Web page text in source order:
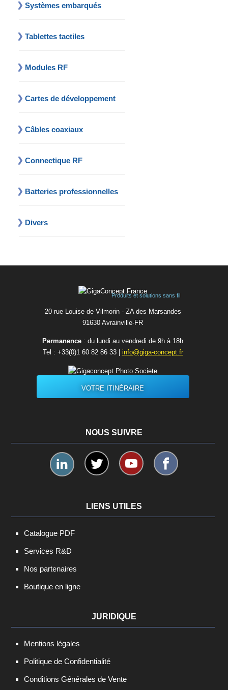
Systèmes embarqués
Tablettes tactiles
Modules RF
Cartes de développement
Câbles coaxiaux
Connectique RF
Batteries professionnelles
Divers
Produits et solutions sans fil
20 rue Louise de Vilmorin - ZA des Marsandes
91630 Avrainvilleㅤ-ㅤFR
Permanence : du lundi au vendredi de 9h à 18h
Tel : +33(0)1 60 82 86 33| info@giga-concept.fr
VOTRE ITINÉRAIRE
NOUS SUIVRE
LIENS UTILES
Catalogue PDF
Services R&D
Nos partenaires
Boutique en ligne
JURIDIQUE
Mentions légales
Politique de Confidentialité
Conditions Générales de Vente